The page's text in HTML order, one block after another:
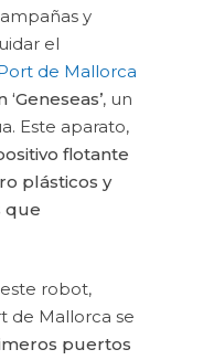
y
el
de Mallorca
, un
Este aparato,
flotante
plásticos y
que
robot,
de Mallorca se
puertos